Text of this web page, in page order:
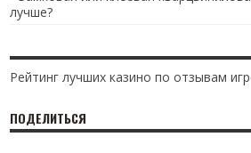
лучше?
Рейтинг лучших казино по отзывам
ПОДЕЛИТЬСЯ